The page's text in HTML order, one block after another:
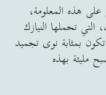
هذه المعلومة،
التي تحملها النيازك
تكون بمثابة نوى تجميد
مليئة بهذه